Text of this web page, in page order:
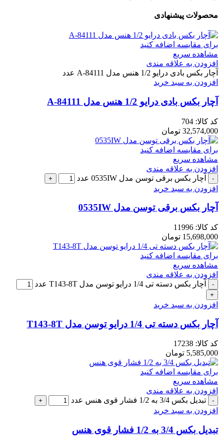
محصولات پیشنهادی
برای مقایسه اضافه کنید
مشاهده سریع
افزودن به علاقه مندی
آچار بکس بادی درایو 1/2 هنس مدل A-84111 عدد
افزودن به سبد خرید
آچار بکس بادی درایو 1/2 هنس مدل A-84111
کد کالا: 704
32,574,000 تومان
برای مقایسه اضافه کنید
مشاهده سریع
افزودن به علاقه مندی
آچار بکس برقی توسن مدل 0535IW عدد
افزودن به سبد خرید
آچار بکس برقی توسن مدل 0535IW
کد کالا: 11996
15,698,000 تومان
برای مقایسه اضافه کنید
مشاهده سریع
افزودن به علاقه مندی
آچار بکس دسته تی 1/4 درایو توسن مدل T143-8T عدد
افزودن به سبد خرید
آچار بکس دسته تی 1/4 درایو توسن مدل T143-8T
کد کالا: 17238
5,585,000 تومان
برای مقایسه اضافه کنید
مشاهده سریع
افزودن به علاقه مندی
تبدیل بکس 3/4 به 1/2 فشار قوی هنس عدد
افزودن به سبد خرید
تبدیل بکس 3/4 به 1/2 فشار قوی هنس